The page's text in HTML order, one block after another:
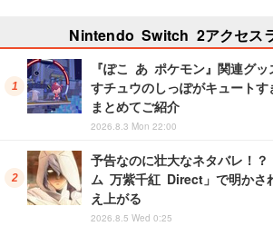
Nintendo Switch 2アクセス
『ぽこ あ ポケモン』関連グ
すチュウのしっぽがキュートす
まとめてご紹介
2026.8.3 Mon 22:00
予告なのに壮大なネタバレ！？
ム 万紫千紅 Direct」で明かさ
え上がる
2026.8.5 Wed 0:25